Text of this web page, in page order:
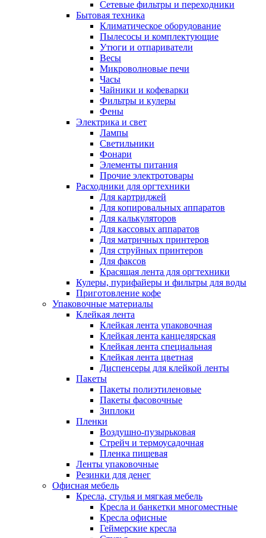
Сетевые фильтры и переходники
Бытовая техника
Климатическое оборудование
Пылесосы и комплектующие
Утюги и отпариватели
Весы
Микроволновые печи
Часы
Чайники и кофеварки
Фильтры и кулеры
Фены
Электрика и свет
Лампы
Светильники
Фонари
Элементы питания
Прочие электротовары
Расходники для оргтехники
Для картриджей
Для копировальных аппаратов
Для калькуляторов
Для кассовых аппаратов
Для матричных принтеров
Для струйных принтеров
Для факсов
Красящая лента для оргтехники
Кулеры, пурифайеры и фильтры для воды
Приготовление кофе
Упаковочные материалы
Клейкая лента
Клейкая лента упаковочная
Клейкая лента канцелярская
Клейкая лента специальная
Клейкая лента цветная
Диспенсеры для клейкой ленты
Пакеты
Пакеты полиэтиленовые
Пакеты фасовочные
Зиплоки
Пленки
Воздушно-пузырьковая
Стрейч и термоусадочная
Пленка пищевая
Ленты упаковочные
Резинки для денег
Офисная мебель
Кресла, стулья и мягкая мебель
Кресла и банкетки многоместные
Кресла офисные
Геймерские кресла